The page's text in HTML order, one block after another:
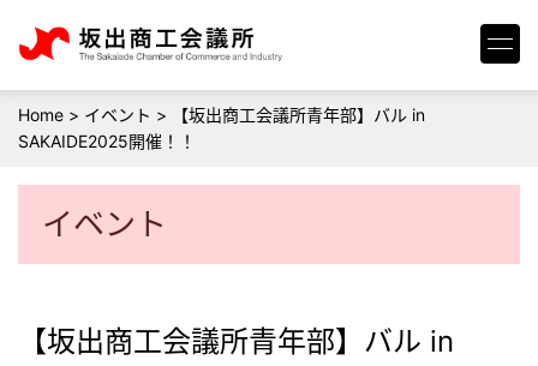
Home > イベント >
【坂出商工会議所青年部】バル in
SAKAIDE2025開催！！
イベント
【坂出商工会議所青年部】バル in